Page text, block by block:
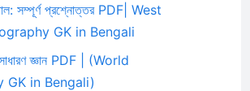
সম্পূর্ণ প্রশ্নোত্তর PDF| West
GK in Bengali
জ্ঞান PDF | (World
GK in Bengali)